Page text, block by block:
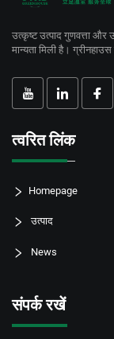
उत्कृष्ट उत्पाद गुणवत्ता और
मान्यता मिली है।
त्वरित लिंक
Homepage
उत्पाद
News
संपर्क रखें